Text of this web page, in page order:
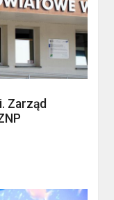
Zarząd